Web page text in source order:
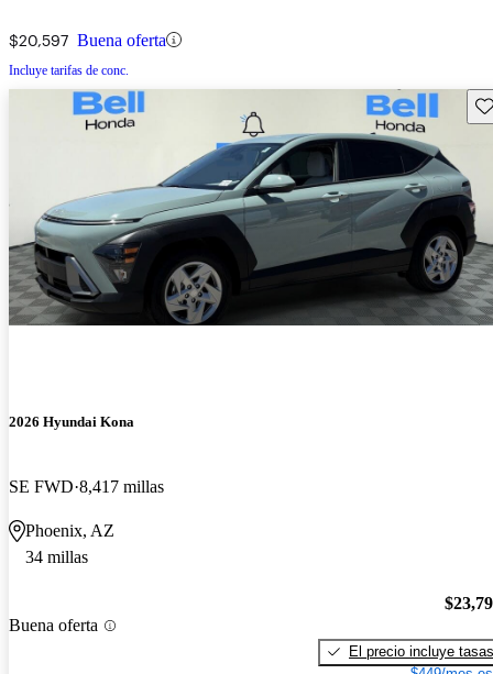
$20,597 Buena oferta
Incluye tarifas de conc.
2026 Hyundai Kona
SE FWD 8,417 millas
Phoenix, AZ
34 millas
Buena oferta
El precio incluye tasas